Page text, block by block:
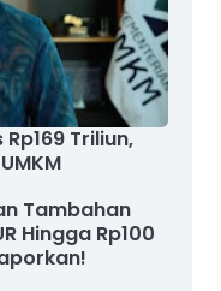
Triliun,
Tambahan
Hingga Rp100